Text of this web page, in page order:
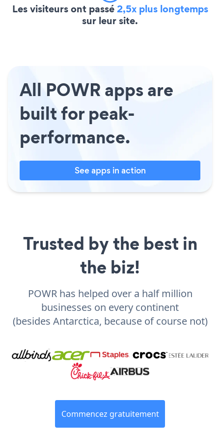
Les visiteurs ont passé2,5x plus longtemps
sur leur site.
All POWR apps are
built for peak-
performance.
See apps in action
Trusted by the best in
the biz!
POWR has helped over a half million
businesses on every continent
(besides Antarctica, because of course not)
Commencez gratuitement